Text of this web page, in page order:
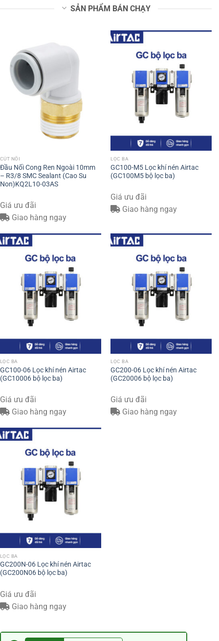
SẢN PHẨM BÁN CHẠY
CÚT NỐI
Đầu Nối Cong Ren Ngoài 10mm
– R3/8 SMC Sealant (Cao Su
Non)KQ2L10-03AS
Giá ưu đãi
Giao hàng ngay
LỌC BA
GC100-M5 Lọc khí nén Airtac
(GC100M5 bộ lọc ba)
Giá ưu đãi
Giao hàng ngay
LỌC BA
GC100-06 Lọc khí nén Airtac
(GC10006 bộ lọc ba)
Giá ưu đãi
Giao hàng ngay
LỌC BA
GC200-06 Lọc khí nén Airtac
(GC20006 bộ lọc ba)
Giá ưu đãi
Giao hàng ngay
LỌC BA
GC200N-06 Lọc khí nén Airtac
(GC200N06 bộ lọc ba)
Giá ưu đãi
Giao hàng ngay